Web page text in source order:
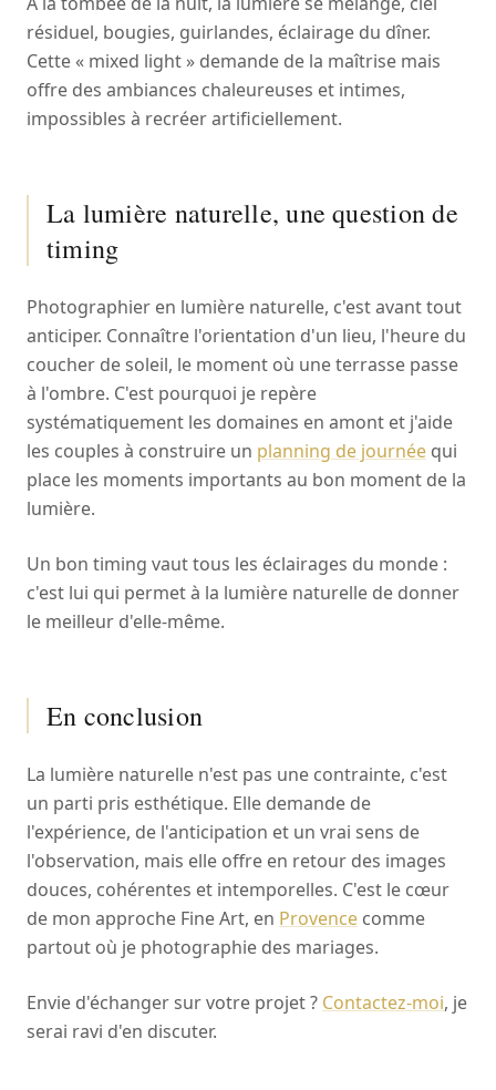
résiduel, bougies, guirlandes, éclairage du dîner.
Cette « mixed light » demande de la maîtrise mais
offre des ambiances chaleureuses et intimes,
impossibles à recréer artificiellement.
La lumière naturelle, une question de
timing
Photographier en lumière naturelle, c'est avant tout
anticiper. Connaître l'orientation d'un lieu, l'heure du
coucher de soleil, le moment où une terrasse passe
à l'ombre. C'est pourquoi je repère
systématiquement les domaines en amont et j'aide
les couples à construire un planning de journée qui
place les moments importants au bon moment de la
lumière.
Un bon timing vaut tous les éclairages du monde :
c'est lui qui permet à la lumière naturelle de donner
le meilleur d'elle-même.
En conclusion
La lumière naturelle n'est pas une contrainte, c'est
un parti pris esthétique. Elle demande de
l'expérience, de l'anticipation et un vrai sens de
l'observation, mais elle offre en retour des images
douces, cohérentes et intemporelles. C'est le cœur
de mon approche Fine Art, en Provence comme
partout où je photographie des mariages.
Envie d'échanger sur votre projet ? Contactez-moi, je
serai ravi d'en discuter.